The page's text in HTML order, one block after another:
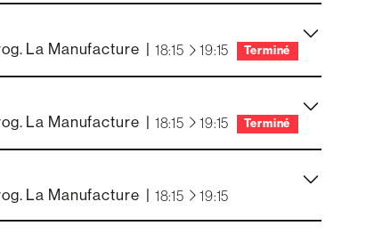
La Manufacture 18:15 à19:15 Terminé
La Manufacture 18:15 à19:15 Terminé
La Manufacture 18:15 à19:15